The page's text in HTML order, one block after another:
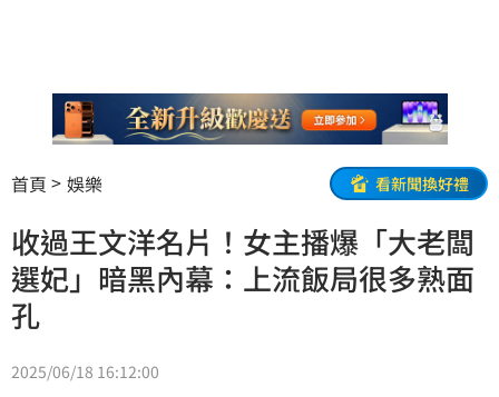
首頁 娛樂 看新聞換好禮
收過王文洋名片！女主播爆「大老闆
選妃」暗黑內幕：上流飯局很多熟面
孔
2025/06/18 16:12:00